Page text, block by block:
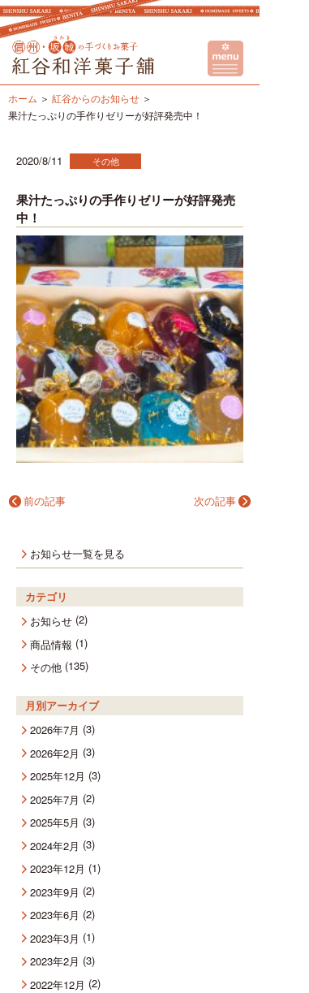
ホーム
紅谷からのお知らせ
果汁たっぷりの手作りゼリーが好評発売中！
2020/8/11 その他
果汁たっぷりの手作りゼリーが好評発売
中！
前の記事 次の記事
お知らせ一覧を見る
カテゴリ
お知らせ(2)
商品情報 (1)
その他 (135)
月別アーカイブ
2026年7月 (3)
2026年2月 (3)
2025年12月 (3)
2025年7月 (2)
2025年5月 (3)
2024年2月 (3)
2023年12月 (1)
2023年9月 (2)
2023年6月 (2)
2023年3月 (1)
2023年2月 (3)
2022年12月 (2)